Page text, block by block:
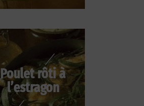
Poulet rôti à
l’estragon